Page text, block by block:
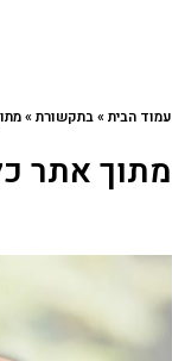
עמוד הבית »בתקשורת »
מתוך אתר